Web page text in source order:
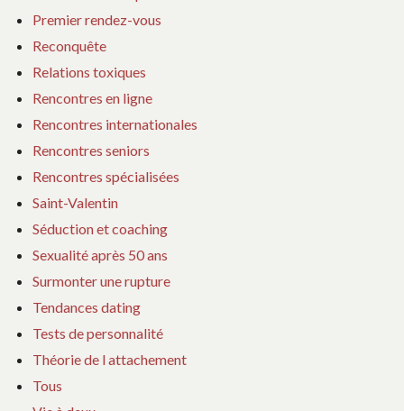
Premier rendez-vous
Reconquête
Relations toxiques
Rencontres en ligne
Rencontres internationales
Rencontres seniors
Rencontres spécialisées
Saint-Valentin
Séduction et coaching
Sexualité après 50 ans
Surmonter une rupture
Tendances dating
Tests de personnalité
Théorie de l attachement
Tous